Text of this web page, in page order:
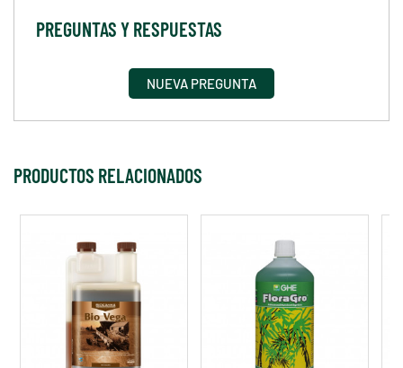
PREGUNTAS Y RESPUESTAS
NUEVA PREGUNTA
PRODUCTOS RELACIONADOS